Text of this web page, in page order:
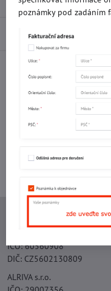
Diskuse 0
Facebook Twitter
Potřebujete
Kontaktujte nás:
+420 577 523
Ing. Vojtěch
IČO: 60560908
DIČ: CZ5602130809
ALRIVA s.r.o.
poznámky pod zadáním